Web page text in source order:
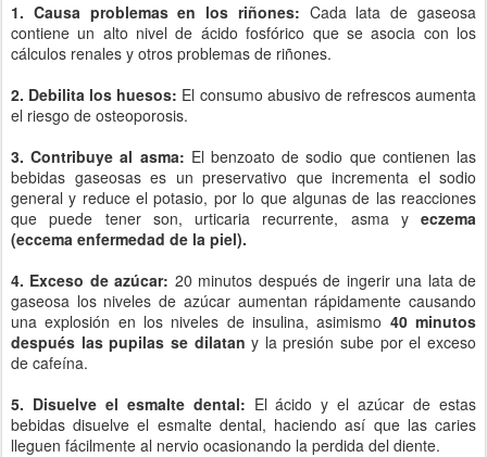
1. Causa problemas en los riñones: Cada lata de gaseosa
contiene un alto nivel de ácido fosfórico que se asocia con los
cálculos renales y otros problemas de riñones.
2. Debilita los huesos: El consumo abusivo de refrescos aumenta
el riesgo de osteoporosis.
3. Contribuye al asma: El benzoato de sodio que contienen las
bebidas gaseosas es un preservativo que incrementa el sodio
general y reduce el potasio, por lo que algunas de las reacciones
que puede tener son, urticaria recurrente, asma y eczema
(eccema enfermedad de la piel).
4. Exceso de azúcar: 20 minutos después de ingerir una lata de
gaseosa los niveles de azúcar aumentan rápidamente causando
una explosión en los niveles de insulina, asimismo 40 minutos
después las pupilas se dilatan y la presión sube por el exceso
de cafeína.
5. Disuelve el esmalte dental: El ácido y el azúcar de estas
bebidas disuelve el esmalte dental, haciendo así que las caries
lleguen fácilmente al nervio ocasionando la perdida del diente.